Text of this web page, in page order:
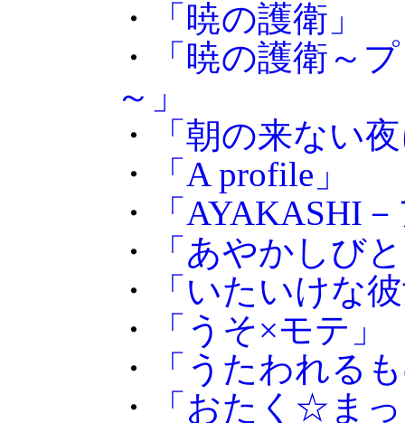
・
「暁の護衛」
・
「暁の護衛～
～」
・
「朝の来ない
・
「A profile」
・
「AYAKASHI
・
「あやかしび
・
「いたいけな
・
「うそ×モテ」
・
「うたわれる
・
「おたく☆ま